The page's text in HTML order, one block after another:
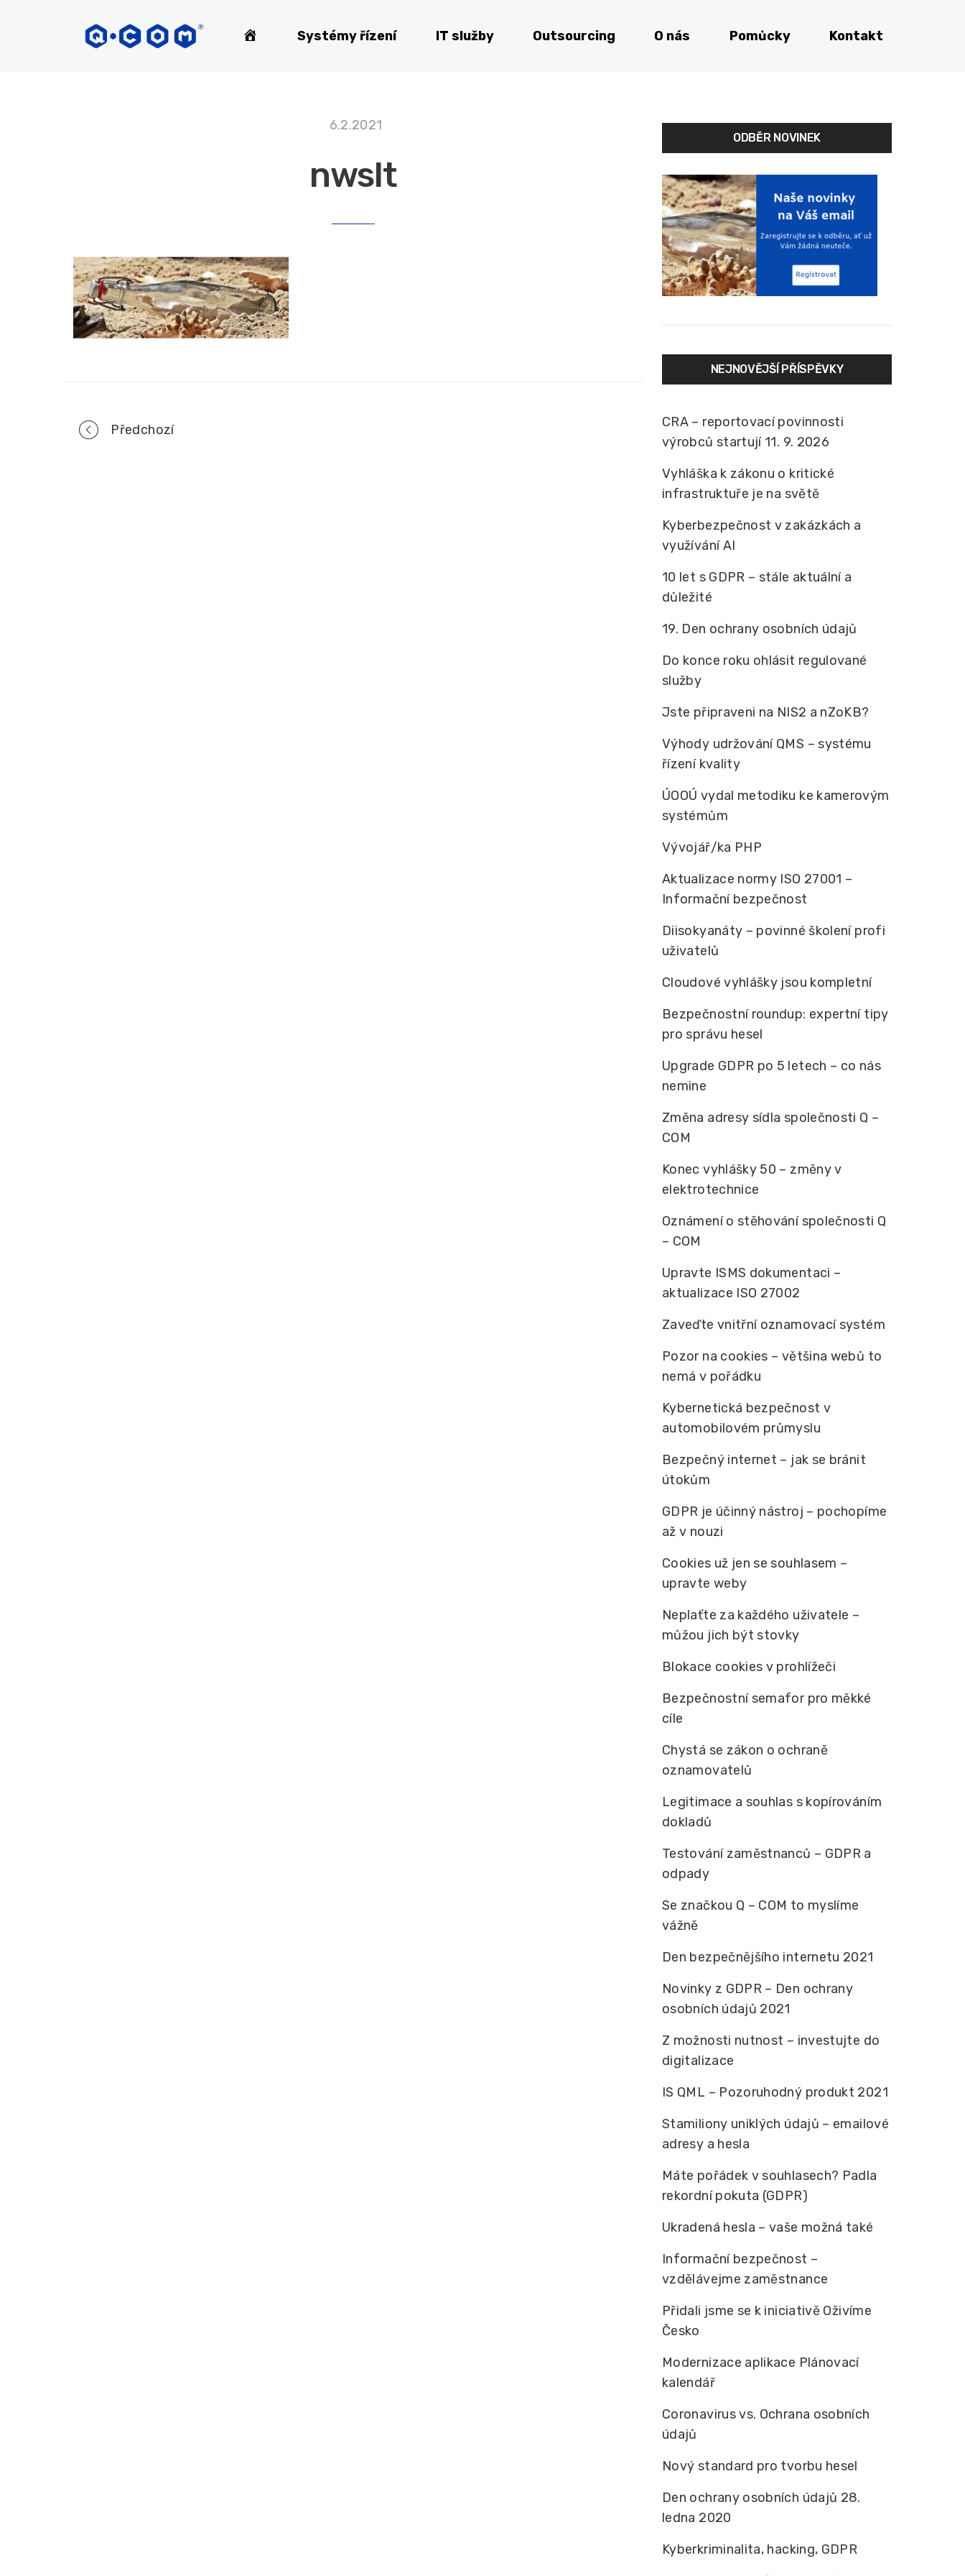
Systémy řízení IT služby Outsourcing O nás Pomůcky Kontakt
6.2.2021
nwslt
Portfolio
Předchozí
ODBĚR NOVINEK
NEJNOVĚJŠÍ PŘÍSPĚVKY
CRA – reportovací povinnosti
výrobců startují 11. 9. 2026
Vyhláška k zákonu o kritické
infrastruktuře je na světě
Kyberbezpečnost v zakázkách a
využívání AI
10 let s GDPR – stále aktuální a
důležité
19. Den ochrany osobních údajů
Do konce roku ohlásit regulované
služby
Jste připraveni na NIS2 a nZoKB?
Výhody udržování QMS – systému
řízení kvality
ÚOOÚ vydal metodiku ke kamerovým
systémům
Vývojář/ka PHP
Aktualizace normy ISO 27001 –
Informační bezpečnost
Diisokyanáty – povinné školení profi
uživatelů
Cloudové vyhlášky jsou kompletní
Bezpečnostní roundup: expertní tipy
pro správu hesel
Upgrade GDPR po 5 letech – co nás
nemine
Změna adresy sídla společnosti Q –
COM
Konec vyhlášky 50 – změny v
elektrotechnice
Oznámení o stěhování společnosti Q
– COM
Upravte ISMS dokumentaci –
aktualizace ISO 27002
Zaveďte vnitřní oznamovací systém
Pozor na cookies – většina webů to
nemá v pořádku
Kybernetická bezpečnost v
automobilovém průmyslu
Bezpečný internet – jak se bránit
útokům
GDPR je účinný nástroj – pochopíme
až v nouzi
Cookies už jen se souhlasem –
upravte weby
Neplaťte za každého uživatele –
můžou jich být stovky
Blokace cookies v prohlížeči
Bezpečnostní semafor pro měkké
cíle
Chystá se zákon o ochraně
oznamovatelů
Legitimace a souhlas s kopírováním
dokladů
Testování zaměstnanců – GDPR a
odpady
Se značkou Q – COM to myslíme
vážně
Den bezpečnějšího internetu 2021
Novinky z GDPR – Den ochrany
osobních údajů 2021
Z možnosti nutnost – investujte do
digitalizace
IS QML – Pozoruhodný produkt 2021
Stamiliony uniklých údajů – emailové
adresy a hesla
Máte pořádek v souhlasech? Padla
rekordní pokuta (GDPR)
Ukradená hesla – vaše možná také
Informační bezpečnost –
vzdělávejme zaměstnance
Přidali jsme se k iniciativě Oživíme
Česko
Modernizace aplikace Plánovací
kalendář
Coronavirus vs. Ochrana osobních
údajů
Nový standard pro tvorbu hesel
Den ochrany osobních údajů 28.
ledna 2020
Kyberkriminalita, hacking, GDPR